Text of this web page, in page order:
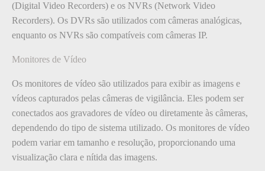
(Digital Video Recorders) e os NVRs (Network Video
Recorders). Os DVRs são utilizados com câmeras analógicas,
enquanto os NVRs são compatíveis com câmeras IP.
Monitores de Vídeo
Os monitores de vídeo são utilizados para exibir as imagens e
vídeos capturados pelas câmeras de vigilância. Eles podem ser
conectados aos gravadores de vídeo ou diretamente às câmeras,
dependendo do tipo de sistema utilizado. Os monitores de vídeo
podem variar em tamanho e resolução, proporcionando uma
visualização clara e nítida das imagens.